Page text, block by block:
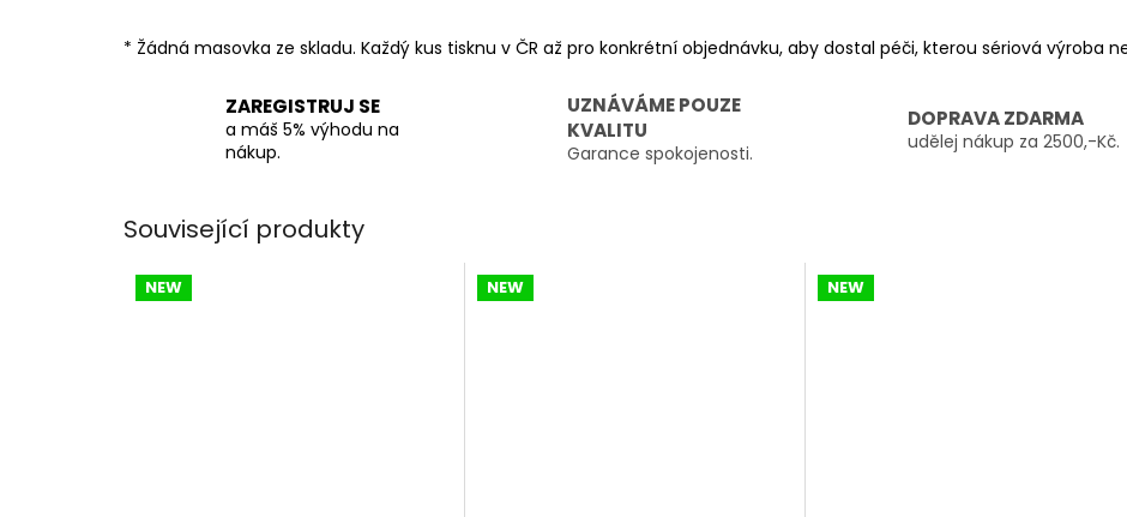
* Žádná masovka ze skladu. Každý kus tisknu v ČR až pro konkrétní objednávku, aby dostal péči, kterou sériová výroba
ZAREGISTRUJ SE
a máš 5% výhodu na
nákup.
UZNÁVÁME POUZE
KVALITU
Garance spokojenosti.
DOPRAVA ZDARMA
udělej nákup za 2500,-Kč.
Související produkty
NEW NEW NEW